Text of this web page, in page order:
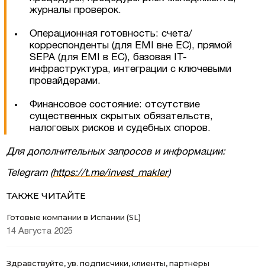
журналы проверок.
Операционная готовность: счета/
корреспонденты (для EMI вне ЕС), прямой
SEPA (для EMI в ЕС), базовая IT-
инфраструктура, интеграции с ключевыми
провайдерами.
Финансовое состояние: отсутствие
существенных скрытых обязательств,
налоговых рисков и судебных споров.
Для дополнительных запросов и информации:
Telegram (https://t.me/invest_makler)
ТАКЖЕ ЧИТАЙТЕ
Готовые компании в Испании (SL)
14 Августа 2025
Здравствуйте, ув. подписчики, клиенты, партнёры
Соглашаюсь на обработку персональных